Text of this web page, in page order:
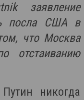
заявление
посла США в
что Москва
отстаиванию
никогда